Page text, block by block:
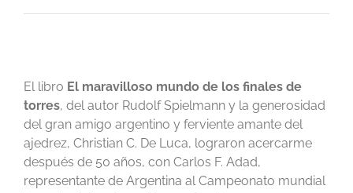
El libro El maravilloso mundo de los finales de
torres, del autor Rudolf Spielmann y la generosidad
del gran amigo argentino y ferviente amante del
ajedrez, Christian C. De Luca, lograron acercarme
después de 50 años, con Carlos F. Adad,
representante de Argentina al Campeonato mundial